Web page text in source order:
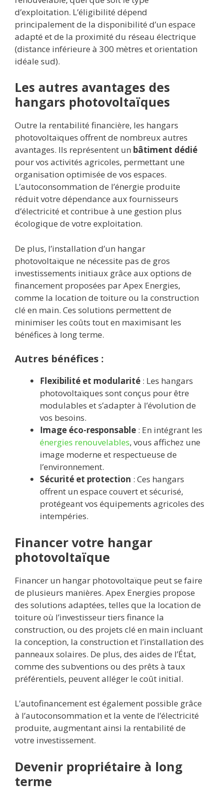
d’exploitation. L’éligibilité dépend
principalement de la disponibilité d’un espace
adapté et de la proximité du réseau électrique
(distance inférieure à 300 mètres et orientation
idéale sud).
Les autres avantages des
hangars photovoltaïques
Outre la rentabilité financière, les hangars
photovoltaïques offrent de nombreux autres
avantages. Ils représentent un bâtiment dédié
pour vos activités agricoles, permettant une
organisation optimisée de vos espaces.
L’autoconsommation de l’énergie produite
réduit votre dépendance aux fournisseurs
d’électricité et contribue à une gestion plus
écologique de votre exploitation.
De plus, l’installation d’un hangar
photovoltaïque ne nécessite pas de gros
investissements initiaux grâce aux options de
financement proposées par Apex Energies,
comme la location de toiture ou la construction
clé en main. Ces solutions permettent de
minimiser les coûts tout en maximisant les
bénéfices à long terme.
Autres bénéfices :
Flexibilité et modularité : Les hangars
photovoltaïques sont conçus pour être
modulables et s’adapter à l’évolution de
vos besoins.
Image éco-responsable : En intégrant les
énergies renouvelables, vous affichez une
image moderne et respectueuse de
l’environnement.
Sécurité et protection : Ces hangars
offrent un espace couvert et sécurisé,
protégeant vos équipements agricoles des
intempéries.
Financer votre hangar
photovoltaïque
Financer un hangar photovoltaïque peut se faire
de plusieurs manières. Apex Energies propose
des solutions adaptées, telles que la location de
toiture où l’investisseur tiers finance la
construction, ou des projets clé en main incluant
la conception, la construction et l’installation des
panneaux solaires. De plus, des aides de l’État,
comme des subventions ou des prêts à taux
préférentiels, peuvent alléger le coût initial.
L’autofinancement est également possible grâce
à l’autoconsommation et la vente de l’électricité
produite, augmentant ainsi la rentabilité de
votre investissement.
Devenir propriétaire à long
terme